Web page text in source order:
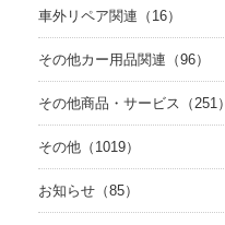
車外リペア関連（16）
その他カー用品関連（96）
その他商品・サービス（251）
その他（1019）
お知らせ（85）